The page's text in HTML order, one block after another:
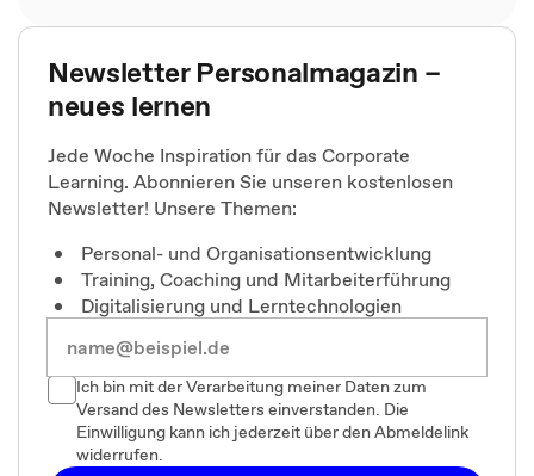
Newsletter Personalmagazin –
neues lernen
Jede Woche Inspiration für das Corporate
Learning. Abonnieren Sie unseren kostenlosen
Newsletter! Unsere Themen:
Personal- und Organisationsentwicklung
Training, Coaching und Mitarbeiterführung
Digitalisierung und Lerntechnologien
Ich bin mit der Verarbeitung meiner Daten zum
Versand des Newsletters einverstanden. Die
Einwilligung kann ich jederzeit über den Abmeldelink
widerrufen.